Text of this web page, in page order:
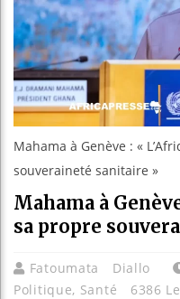
Mahama à Genève : «
souveraineté sanitaire »
Mahama à
sa propre
Fatoumata Diallo
Politique, Santé 6386